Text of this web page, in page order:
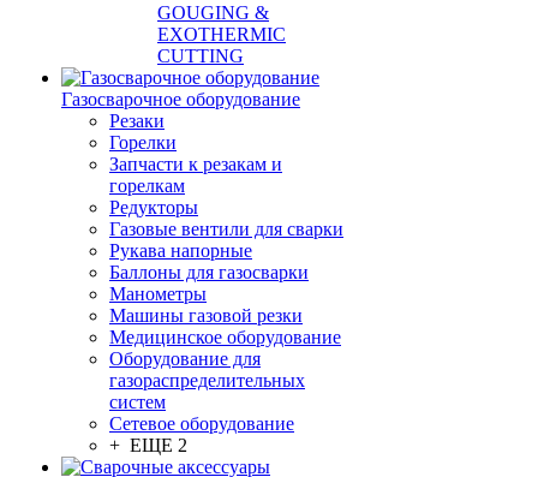
GOUGING &
EXOTHERMIC
CUTTING
Газосварочное оборудование
Резаки
Горелки
Запчасти к резакам и
горелкам
Редукторы
Газовые вентили для сварки
Рукава напорные
Баллоны для газосварки
Манометры
Машины газовой резки
Медицинское оборудование
Оборудование для
газораспределительных
систем
Сетевое оборудование
+ ЕЩЕ 2